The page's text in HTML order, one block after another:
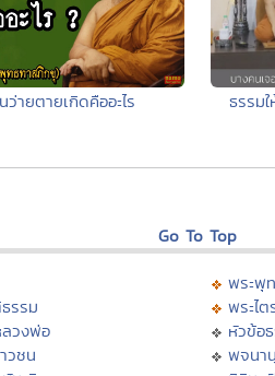
ว่ายตายเกิดคืออะไร
ธรรม
Go To Top
รรม
ลวงพ่อ
วชน
พระพุ
พระไ
หัวข้อ
พจนา